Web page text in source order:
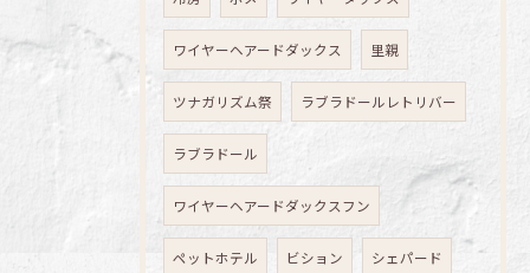
ワイヤーヘアードダックス 里親
ツナガリズム祭 ラブラドールレトリバー
ラブラドール
ワイヤーヘアードダックスフン
ペットホテル ビション シェパード